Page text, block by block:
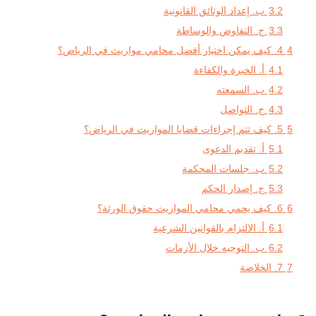
3.2 ب. إعداد الوثائق القانونية
3.3 ج. التفاوض والوساطة
4 4. كيف يمكن اختيار أفضل محامي مواريث في الرياض؟
4.1
أ. الخبرة والكفاءة
4.2 ب. السمعته
4.3 ج. التواصل
5 5. كيف تتم إجراءات قضايا المواريث في الرياض؟
5.1
أ. تقديم الدعوى
5.2 ب. جلسات المحكمة
5.3 ج. إصدار الحكم
6 6. كيف يحمي محامي المواريث حقوق الورثة؟
6.1
أ. الالتزام بالقوانين الشرعية
6.2 ب. التوجيه خلال الأزمات
7 7. الخلاصة